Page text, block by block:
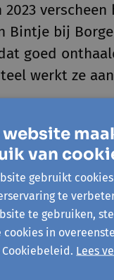
2023 verscheen
Bintje bij
goed
werkt ze
opLinkedIn/
website
van
gebruikt
te
te gebruiken,
cookies in
Cookiebeleid. Lees